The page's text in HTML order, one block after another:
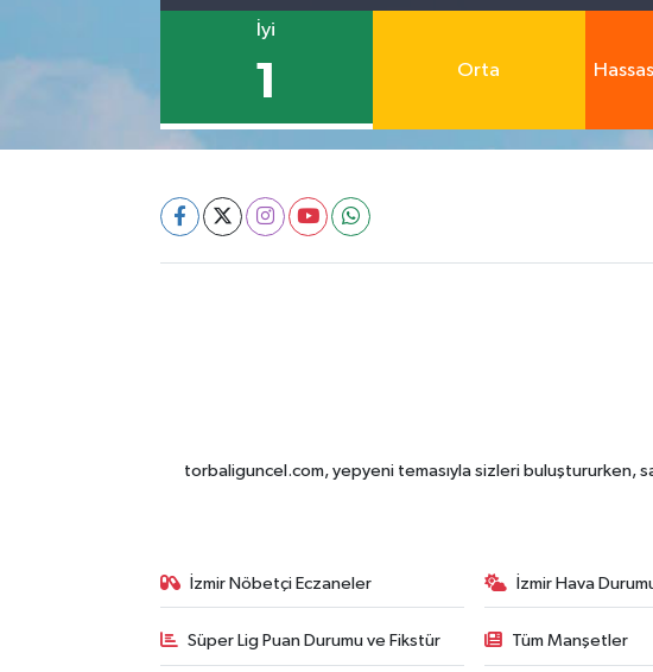
İyi
1 Orta
torbaliguncel.com, yepyeni temasıyla sizleri buluştururken,
İzmir Nöbetçi Eczaneler İzmir Hava
Süper Lig Puan Durumu ve Fikstür Tüm Manşetler